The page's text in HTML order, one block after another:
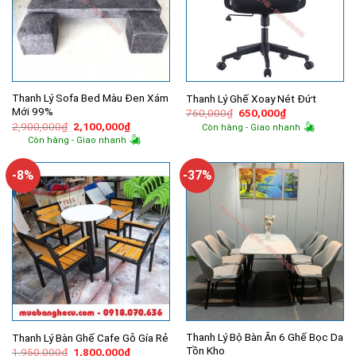
Thanh Lý Sofa Bed Màu Đen Xám
Mới 99%
2,900,000₫ Giá
gốc
là:
2,100,000₫Giá
hiện
tại
2,100,000₫.
Còn hàng - Giao nhanh
Thanh Lý Ghế Xoay Nét Đứt
760,000₫ Giá
gốc
là:
650,000₫Giá
hiện
tại
Còn hàng - Giao nhanh
-8%
Thanh Lý Bàn Ghế Cafe Gỗ Gía Rẻ
1,950,000₫ Giá
1,800,000₫Giá
-37%
Thanh Lý Bộ Bàn Ăn 6 Ghế Bọc Da
Tồn Kho